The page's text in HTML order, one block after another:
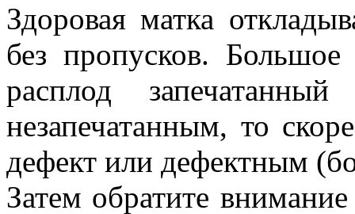
Здоровая матка
без пропусков.
расплод
незапечатанным, то
дефект или дефектным
Затем обратите